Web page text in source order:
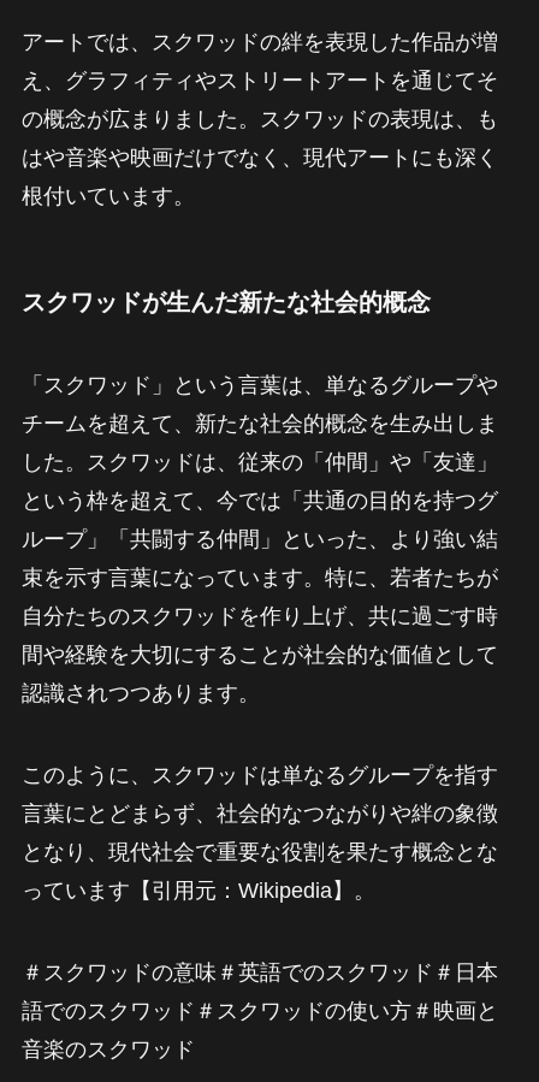
アートでは、スクワッドの絆を表現した作品が増
え、グラフィティやストリートアートを通じてそ
の概念が広まりました。スクワッドの表現は、も
はや音楽や映画だけでなく、現代アートにも深く
根付いています。
スクワッドが生んだ新たな社会的概念
「スクワッド」という言葉は、単なるグループや
チームを超えて、新たな社会的概念を生み出しま
した。スクワッドは、従来の「仲間」や「友達」
という枠を超えて、今では「共通の目的を持つグ
ループ」「共闘する仲間」といった、より強い結
束を示す言葉になっています。特に、若者たちが
自分たちのスクワッドを作り上げ、共に過ごす時
間や経験を大切にすることが社会的な価値として
認識されつつあります。
このように、スクワッドは単なるグループを指す
言葉にとどまらず、社会的なつながりや絆の象徴
となり、現代社会で重要な役割を果たす概念とな
っています【引用元：Wikipedia】。
＃スクワッドの意味＃英語でのスクワッド＃日本
語でのスクワッド＃スクワッドの使い方＃映画と
音楽のスクワッド